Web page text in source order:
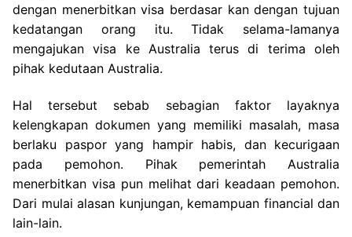
dengan menerbitkan visa berdasar kan dengan tujuan
kedatangan orang itu. Tidak selama-lamanya
mengajukan visa ke Australia terus di terima oleh
pihak kedutaan Australia.
Hal tersebut sebab sebagian faktor layaknya
kelengkapan dokumen yang memiliki masalah, masa
berlaku paspor yang hampir habis, dan kecurigaan
pada pemohon. Pihak pemerintah Australia
menerbitkan visa pun melihat dari keadaan pemohon.
Dari mulai alasan kunjungan, kemampuan financial dan
lain-lain.